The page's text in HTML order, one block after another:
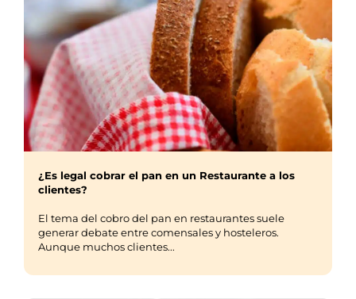
¿Es legal cobrar el pan en un Restaurante a los
clientes?
El tema del cobro del pan en restaurantes suele
generar debate entre comensales y hosteleros.
Aunque muchos clientes...